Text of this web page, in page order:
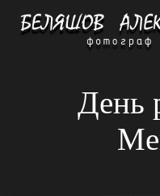
День